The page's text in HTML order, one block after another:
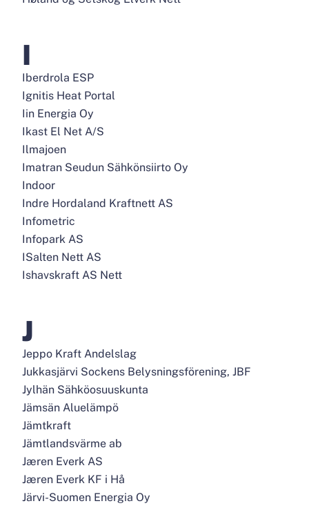
I
Iberdrola ESP
Ignitis Heat Portal
Iin Energia Oy
Ikast El Net A/S
Ilmajoen
Imatran Seudun Sähkönsiirto Oy
Indoor
Indre Hordaland Kraftnett AS
Infometric
Infopark AS
ISalten Nett AS
Ishavskraft AS Nett
J
Jeppo Kraft Andelslag
Jukkasjärvi Sockens Belysningsförening, JBF
Jylhän Sähköosuuskunta
Jämsän Aluelämpö
Jämtkraft
Jämtlandsvärme ab
Jæren Everk AS
Jæren Everk KF i Hå
Järvi-Suomen Energia Oy